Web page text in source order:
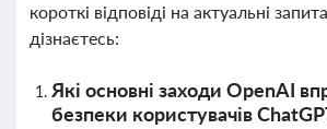
короткі відповіді на актуальні
дізнаєтесь:
Які основні заходи OpenAI
безпеки користувачів